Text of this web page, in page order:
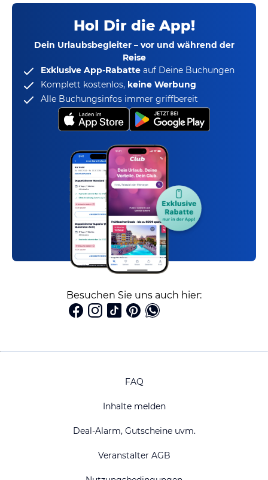
Hol Dir die App!
Dein Urlaubsbegleiter – vor und während der
Reise
Exklusive App-Rabatte auf Deine Buchungen
Komplett kostenlos, keine Werbung
Alle Buchungsinfos immer griffbereit
Besuchen Sie uns auch hier:
FAQ
Inhalte melden
Deal-Alarm, Gutscheine uvm.
Veranstalter AGB